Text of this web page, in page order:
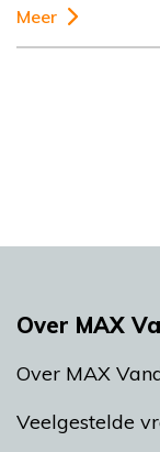
Meer
Over MAX
Over MAX
Veelgestelde